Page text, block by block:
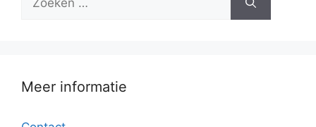
naar:
Meer informatie